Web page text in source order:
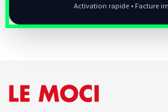
Activation rapide • Facture